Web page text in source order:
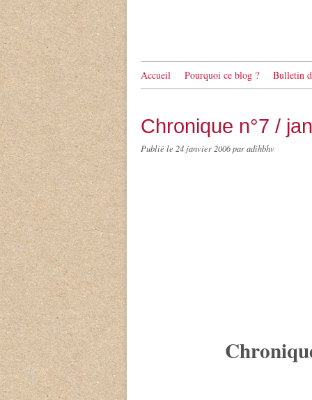
Accueil Pourquoi ce blog ? Bulletin
Chronique n°7 /
Publié le 24 janvier 2006par adihbhv